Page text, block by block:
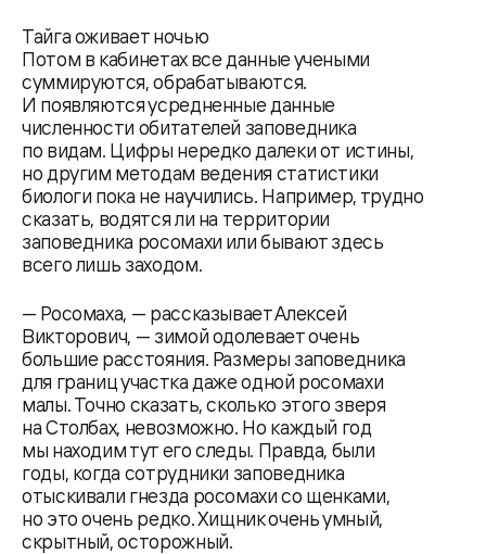
Тайга оживает ночью
Потом в кабинетах все данные учеными
суммируются, обрабатываются.
И появляются усредненные данные
численности обитателей заповедника
по видам. Цифры нередко далеки от истины,
но другим методам ведения статистики
биологи пока не научились. Например, трудно
сказать, водятся ли на территории
заповедника росомахи или бывают здесь
всего лишь заходом.
— Росомаха, — рассказывает Алексей
Викторович, — зимой одолевает очень
большие расстояния. Размеры заповедника
для границ участка даже одной росомахи
малы. Точно сказать, сколько этого зверя
на Столбах, невозможно. Но каждый год
мы находим тут его следы. Правда, были
годы, когда сотрудники заповедника
отыскивали гнезда росомахи со щенками,
но это очень редко. Хищник очень умный,
скрытный, осторожный.